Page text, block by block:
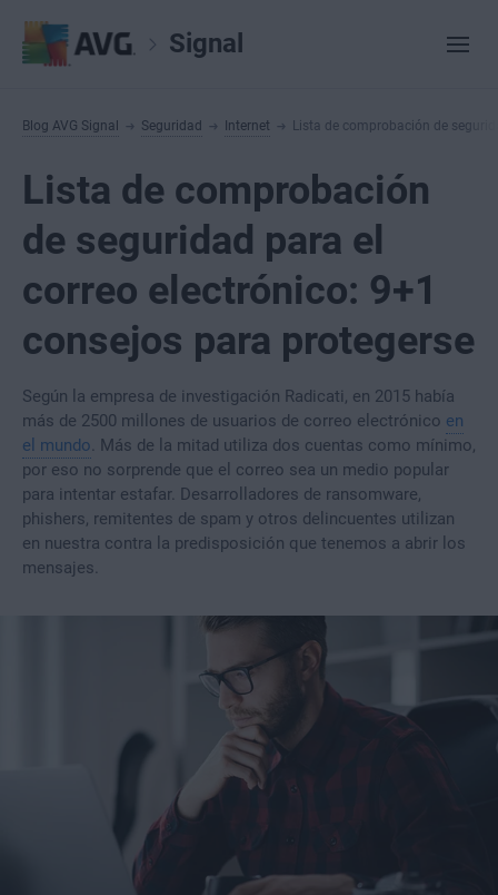
Signal
Blog AVG Signal Seguridad Internet Lista de comprobación de
Lista de comprobación
de seguridad para el
correo electrónico: 9+1
consejos para protegerse
Según la empresa de investigación Radicati, en 2015 había
más de 2500 millones de usuarios de correo electrónico en
el mundo. Más de la mitad utiliza dos cuentas como mínimo,
por eso no sorprende que el correo sea un medio popular
para intentar estafar. Desarrolladores de ransomware,
phishers, remitentes de spam y otros delincuentes utilizan
en nuestra contra la predisposición que tenemos a abrir los
mensajes.